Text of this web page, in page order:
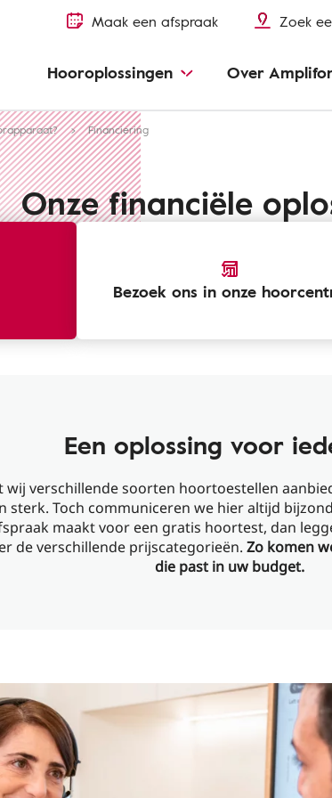
Maak een afspraak Zoek
Hooroplossingen Over
Financiering
Onze financiële
Bezoek ons ​​in onze
Een oplossing voor
wij verschillende soorten hoortoestellen
sterk. Toch communiceren we hier altijd
maakt voor een gratis hoortest, dan
de verschillende prijscategorieën. Zo komen
die past in uw budget.